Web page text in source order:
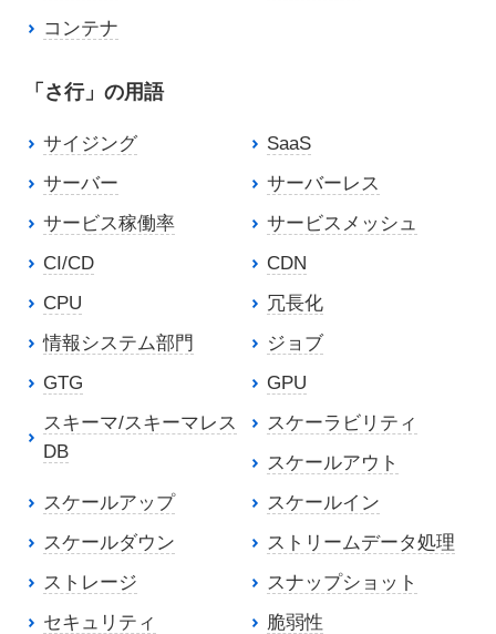
コンテナ
「さ行」の用語
サイジング
SaaS
サーバー
サーバーレス
サービス稼働率
サービスメッシュ
CI/CD
CDN
CPU
冗長化
情報システム部門
ジョブ
GTG
GPU
スキーマ/スキーマレス
DB
スケーラビリティ
スケールアウト
スケールアップ
スケールイン
スケールダウン
ストリームデータ処理
ストレージ
スナップショット
セキュリティ
脆弱性